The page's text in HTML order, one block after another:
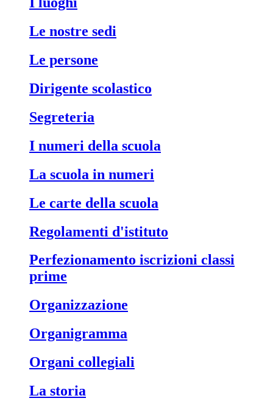
le nostre sedi
le persone
dirigente scolastico
segreteria
i numeri della scuola
la scuola in numeri
le carte della scuola
regolamenti d'istituto
perfezionamento iscrizioni classi
prime
organizzazione
organigramma
organi collegiali
la storia